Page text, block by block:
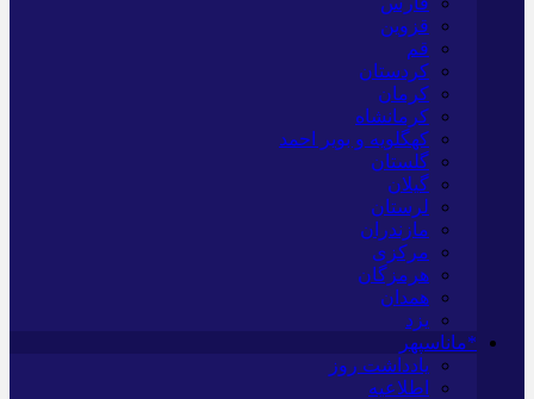
قزوین
قم
کردستان
کرمان
کرمانشاه
کهگلویه و بویر احمد
گلستان
گیلان
لرستان
مازندران
مرکزی
هرمزگان
همدان
یزد
*ماناسپهر
یادداشت روز
اطلاعیه